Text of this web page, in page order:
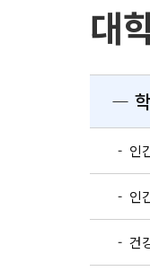
대
― 학
- 인간
- 인간
- 건강